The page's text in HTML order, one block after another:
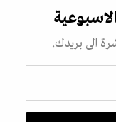
الاسبوعية
الى بريدك.